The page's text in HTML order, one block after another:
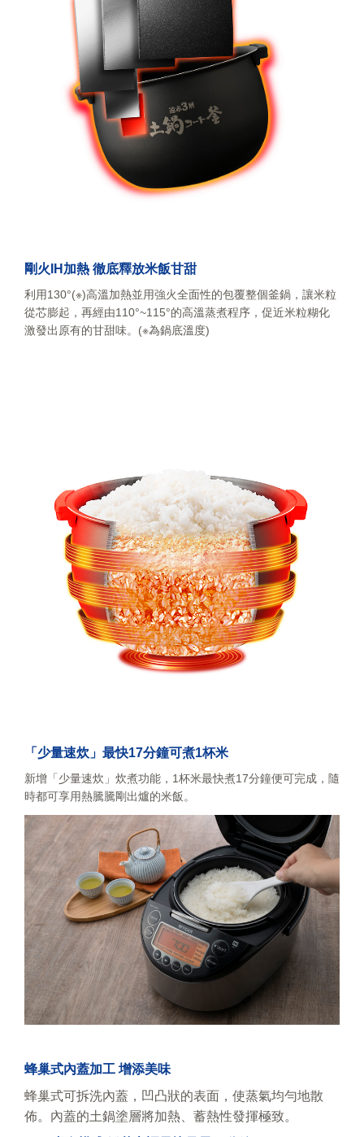
剛火IH加熱 徹底釋放米飯甘甜
利用130°(※)高溫加熱並用強火全面性的包覆整個釜鍋，讓米粒
從芯膨起，再經由110°~115°的高溫蒸煮程序，促近米粒糊化
激發出原有的甘甜味。(※為鍋底溫度)
「少量速炊」最快17分鐘可煮1杯米
新增「少量速炊」炊煮功能，1杯米最快煮17分鐘便可完成，隨
時都可享用熱騰騰剛出爐的米飯。
蜂巢式內蓋加工 增添美味
蜂巢式可拆洗內蓋，凹凸狀的表面，使蒸氣均勻地散
佈。內蓋的土鍋塗層將加熱、蓄熱性發揮極致。